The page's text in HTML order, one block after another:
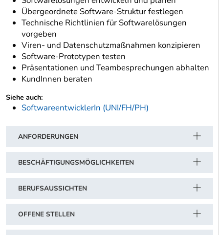
Übergeordnete Software-Struktur festlegen
Technische Richtlinien für Softwarelösungen
vorgeben
Viren- und Datenschutzmaßnahmen konzipieren
Software-Prototypen testen
Präsentationen und Teambesprechungen abhalten
KundInnen beraten
Siehe auch:
SoftwareentwicklerIn (UNI/FH/PH)
ANFORDERUNGEN
BESCHÄFTIGUNGSMÖGLICHKEITEN
BERUFSAUSSICHTEN
OFFENE STELLEN